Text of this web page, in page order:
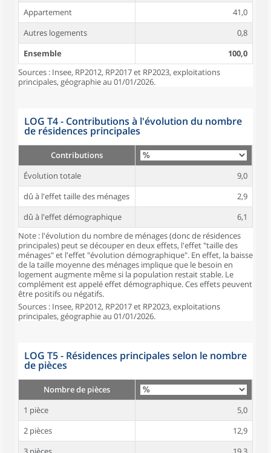
Appartement
41,0
Autres logements
0,8
Ensemble
100,0
Sources : Insee, RP2012, RP2017 et RP2023, exploitations
principales, géographie au 01/01/2026.
LOG T4 - Contributions à l'évolution du nombre
de résidences principales
Contributions
Évolution totale
9,0
dû à l'effet taille des ménages
2,9
dû à l'effet démographique
6,1
Note : l'évolution du nombre de ménages (donc de résidences
principales) peut se découper en deux effets, l'effet "taille des
ménages" et l'effet "évolution démographique". En effet, la baisse
de la taille moyenne des ménages implique que le besoin en
logement augmente même si la population restait stable. Le
complément est appelé effet démographique. Ces effets peuvent
être positifs ou négatifs.
Sources : Insee, RP2012, RP2017 et RP2023, exploitations
principales, géographie au 01/01/2026.
LOG T5 - Résidences principales selon le nombre
de pièces
Nombre de pièces
1 pièce
5,0
2 pièces
12,9